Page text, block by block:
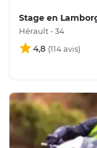
Stage en
Hérault - 34
4,8